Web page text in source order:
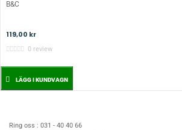
B&C
119,00 kr
0 review
LÄGG I KUNDVAGN
Ring oss : 031 - 40 40 66